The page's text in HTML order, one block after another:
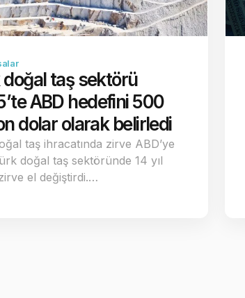
taş sektörü
ABD hedefini 500
dolar olarak belirledi
taş ihracatında zirve ABD’ye
doğal taş sektöründe 14 yıl
el değiştirdi.…